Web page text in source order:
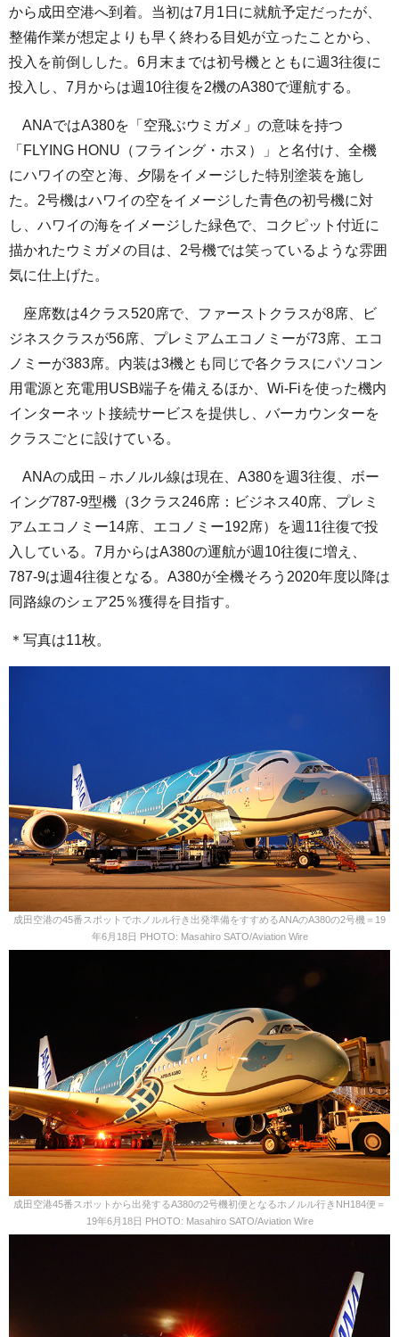
から成田空港へ到着。当初は7月1日に就航予定だったが、
整備作業が想定よりも早く終わる目処が立ったことから、
投入を前倒しした。6月末までは初号機とともに週3往復に
投入し、7月からは週10往復を2機のA380で運航する。
ANAではA380を「空飛ぶウミガメ」の意味を持つ
「FLYING HONU（フライング・ホヌ）」と名付け、全機
にハワイの空と海、夕陽をイメージした特別塗装を施し
た。2号機はハワイの空をイメージした青色の初号機に対
し、ハワイの海をイメージした緑色で、コクピット付近に
描かれたウミガメの目は、2号機では笑っているような雰囲
気に仕上げた。
座席数は4クラス520席で、ファーストクラスが8席、ビ
ジネスクラスが56席、プレミアムエコノミーが73席、エコ
ノミーが383席。内装は3機とも同じで各クラスにパソコン
用電源と充電用USB端子を備えるほか、Wi-Fiを使った機内
インターネット接続サービスを提供し、バーカウンターを
クラスごとに設けている。
ANAの成田－ホノルル線は現在、A380を週3往復、ボー
イング787-9型機（3クラス246席：ビジネス40席、プレミ
アムエコノミー14席、エコノミー192席）を週11往復で投
入している。7月からはA380の運航が週10往復に増え、
787-9は週4往復となる。A380が全機そろう2020年度以降は
同路線のシェア25％獲得を目指す。
＊写真は11枚。
成田空港の45番スポットでホノルル行き出発準備をすすめるANAのA380の2号機＝19
年6月18日 PHOTO: Masahiro SATO/Aviation Wire
成田空港45番スポットから出発するA380の2号機初便となるホノルル行きNH184便＝
19年6月18日 PHOTO: Masahiro SATO/Aviation Wire